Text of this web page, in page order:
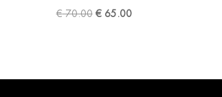
€70.00 Original
€65.00Current